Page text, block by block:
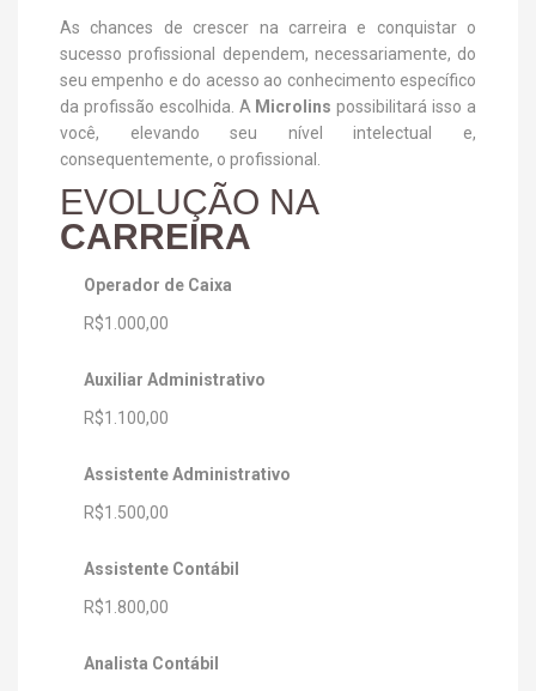
As chances de crescer na carreira e conquistar o
sucesso profissional dependem, necessariamente, do
seu empenho e do acesso ao conhecimento específico
da profissão escolhida. A Microlinspossibilitará isso a
você, elevando seu nível intelectual e,
consequentemente, o profissional.
EVOLUÇÃO NA
CARREIRA
Operador de Caixa
R$1.000,00
Auxiliar Administrativo
R$1.100,00
Assistente Administrativo
R$1.500,00
Assistente Contábil
R$1.800,00
Analista Contábil